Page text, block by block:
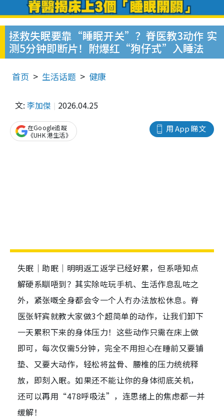
拯救失眠要靠“睡眠开关”？脊医教3动作 实
测5分钟即断片！附爆红“狗仔式”入睡法
首页 生活话题 健康
文: 李加傑 2026.04.25
用 App 睇文
在Google追蹤
《UHK 港生活》
失眠｜助眠｜明明返工返学已经好累，但系唔知点
解硬系瞓唔到？其实除咗玩手机、生活作息乱咗之
外，紧张嘅全身都会令一个人冇办法放松休息。脊
医张轩宾就教大家做3个超简单的动作，让我们卸下
一天累积下来的身体压力！这些动作只需在床上做
即可，每次仅需5分钟，完全不用担心在睡前又要铺
垫、又要大动作，轻松将盆骨、腰椎的压力统统释
放，即刻入眠。如果还不能让你的身体彻底关机，
还可以再用“478呼吸法”，连思绪上的焦虑都一并
缓解！